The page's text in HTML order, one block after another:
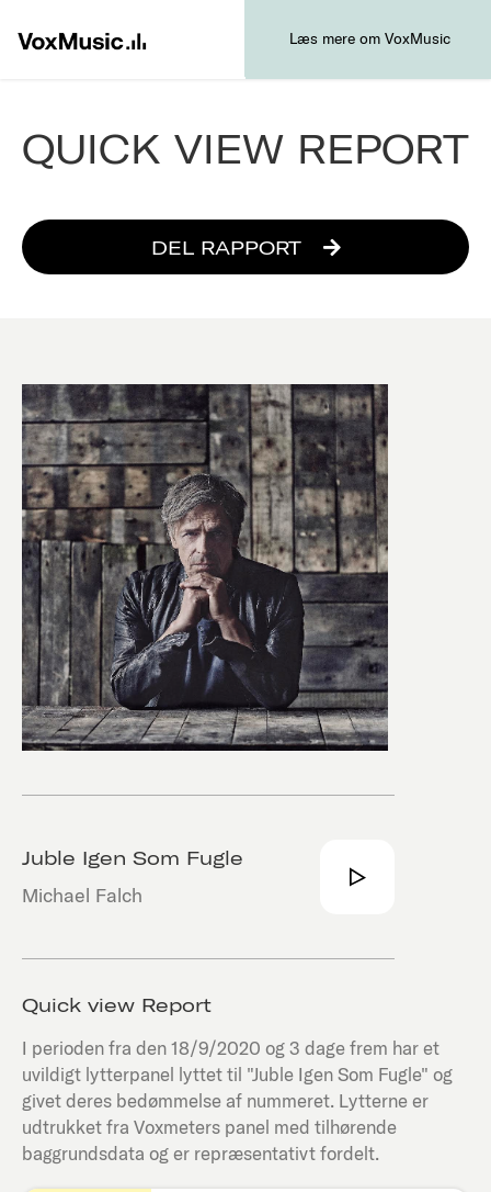
Læs mere om VoxMusic
QUICK VIEW REPORT
DEL RAPPORT
Juble Igen Som Fugle
Michael Falch
Quick view Report
I perioden fra den18/9/2020 og 3 dage frem har et
uvildigt lytterpanel lyttet til "Juble Igen Som Fugle" og
givet deres bedømmelse af nummeret. Lytterne er
udtrukket fra Voxmeters panel med tilhørende
baggrundsdata og er repræsentativt fordelt.